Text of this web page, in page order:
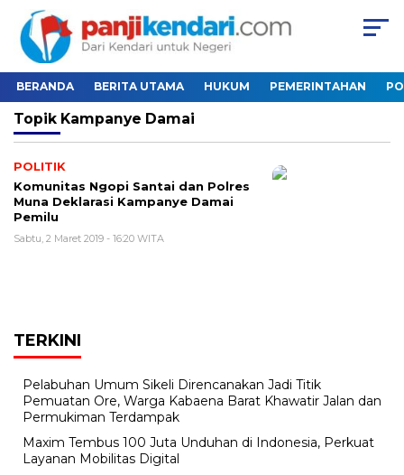
BERANDA BERITA UTAMA HUKUM PEMERINTAHAN
Topik Kampanye Damai
POLITIK
Komunitas Ngopi Santai dan Polres
Muna Deklarasi Kampanye Damai
Pemilu
Sabtu, 2 Maret 2019 - 16:20 WITA
TERKINI
Pelabuhan Umum Sikeli Direncanakan Jadi Titik
Pemuatan Ore, Warga Kabaena Barat Khawatir Jalan dan
Permukiman Terdampak
Maxim Tembus 100 Juta Unduhan di Indonesia, Perkuat
Layanan Mobilitas Digital